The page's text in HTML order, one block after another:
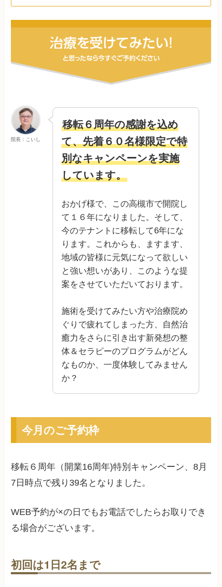
院長：こいし
移転６周年の感謝を込め
て、先着６０名様限定で特
別なキャンペーンを実施
しています。
おかげ様で、この高槻市で開院し
て１６年になりました。そして、
今のテナントに移転して6年にな
ります。これからも、ますます、
地域の皆様に元気になって欲しい
と強い想いがあり、このような提
案をさせていただいております。
施術を受けてみたい方や治療院め
ぐりで疲れてしまった方、自然治
癒力をさらに引き出す新発想の整
体＆セラピーのプログラムがどん
なものか、一度体験してみません
か？
今月のご予約枠
移転６周年（開業16周年)特別キャンペーン、8月
7日 時点で残り 39名となりました。
WEB予約が×の日でもお電話でしたらお取りでき
る場合がございます。
初回は1日2名まで